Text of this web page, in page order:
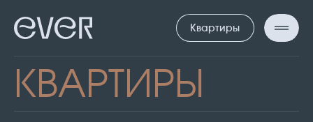
Квартиры
КВАРТИРЫ